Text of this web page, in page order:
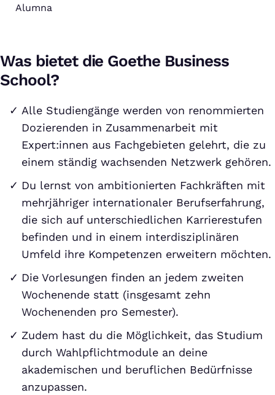
Alumna
Was bietet die Goethe Business
School?
Alle Studiengänge werden von renommierten
Dozierenden in Zusammenarbeit mit
Expert:innen aus Fachgebieten gelehrt, die zu
einem ständig wachsenden Netzwerk gehören.
Du lernst von ambitionierten Fachkräften mit
mehrjähriger internationaler Berufserfahrung,
die sich auf unterschiedlichen Karrierestufen
befinden und in einem interdisziplinären
Umfeld ihre Kompetenzen erweitern möchten.
Die Vorlesungen finden an jedem zweiten
Wochenende statt (insgesamt zehn
Wochenenden pro Semester).
Zudem hast du die Möglichkeit, das Studium
durch Wahlpflichtmodule an deine
akademischen und beruflichen Bedürfnisse
anzupassen.